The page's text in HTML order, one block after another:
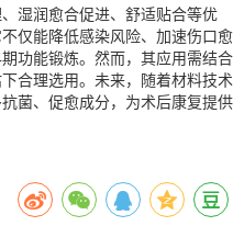
湿润愈合促进、舒适贴合等优
仅能降低感染风险、加速伤口愈
功能锻炼。然而，其应用需结合
合理选用。未来，随着材料技术
菌、促愈成分，为术后康复提供